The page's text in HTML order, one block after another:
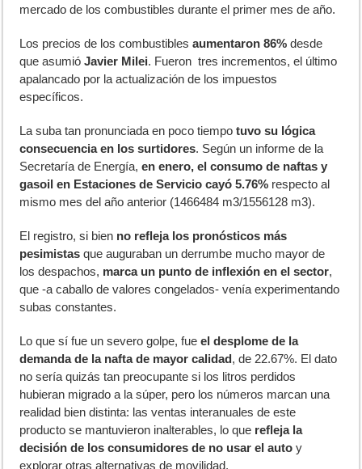
mercado de los combustibles durante el primer mes de año.
Los precios de los combustiblesaumentaron 86% desde
que asumióJavier Milei. Fueron tres incrementos, el último
apalancado por la actualización de los impuestos
específicos.
La suba tan pronunciada en poco tiempotuvo su lógica
consecuencia en los surtidores. Según un informe de la
Secretaría de Energía,en enero, el consumo de naftas y
gasoil en Estaciones de Servicio cayó 5.76% respecto al
mismo mes del año anterior (1466484 m3/1556128 m3).
El registro, si bien no refleja los pronósticos más
pesimistas que auguraban un derrumbe mucho mayor de
los despachos, marca un punto de inflexión en el sector,
que -a caballo de valores congelados- venía experimentando
subas constantes.
Lo que sí fue un severo golpe, fueel desplome de la
demanda de la nafta de mayor calidad, de 22.67%. El dato
no sería quizás tan preocupante si los litros perdidos
hubieran migrado a la súper, pero los números marcan una
realidad bien distinta: las ventas interanuales de este
producto se mantuvieron inalterables, lo que refleja la
decisión de los consumidores de no usar el autoy
explorar otras alternativas de movilidad.